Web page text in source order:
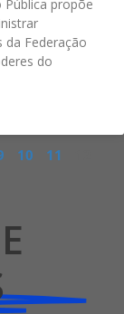
Pública propõe
da Federação
do
10 11